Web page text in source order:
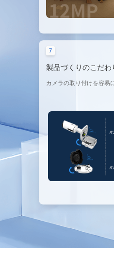
7
製品づくりのこだわ
カメラの取り付けを容易